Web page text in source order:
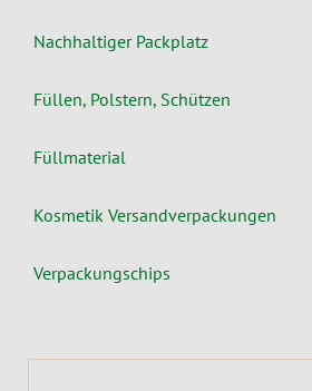
Nachhaltiger Packplatz
Füllen, Polstern, Schützen
Füllmaterial
Kosmetik Versandverpackungen
Verpackungschips